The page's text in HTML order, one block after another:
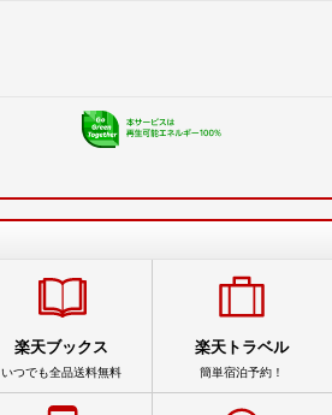
楽天ブックス
いつでも全品送料無料
楽天トラベル
簡単宿泊予約！